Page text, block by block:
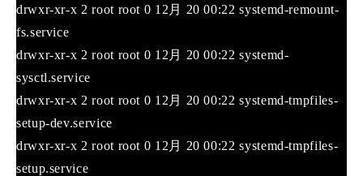
drwxr-xr-x 2 root root 0 12月 20 00:22 systemd-remount-
fs.service
drwxr-xr-x 2 root root 0 12月 20 00:22 systemd-
sysctl.service
drwxr-xr-x 2 root root 0 12月 20 00:22 systemd-tmpfiles-
setup-dev.service
drwxr-xr-x 2 root root 0 12月 20 00:22 systemd-tmpfiles-
setup.service